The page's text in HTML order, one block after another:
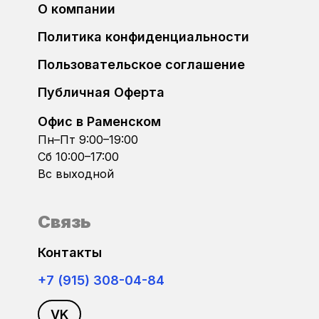
Ford
GAC
Geely
GMC
Haval
Higer
Bosch MED17.1
Bosch MED17.1.6x
Bosch MED17.5
Bosch MED17.5.1
Bosch MED17.5.2
Bosch MED17.5.21
Bosch MED17.5.25
О компании
Политика конфиденциальности
Пользовательское соглашение
Публичная Оферта
Офис в Раменском
Пн–Пт 9:00–19:00
Сб 10:00–17:00
Вс выходной
Связь
Контакты
+7 (915) 308-04-84
VK